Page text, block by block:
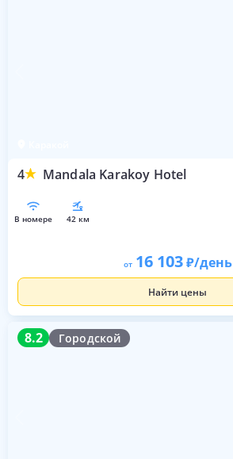
4 Mandala Karakoy Hotel
в номере 42 км
от 16 103 /день
Найти цены
8.2 Городской
8.2